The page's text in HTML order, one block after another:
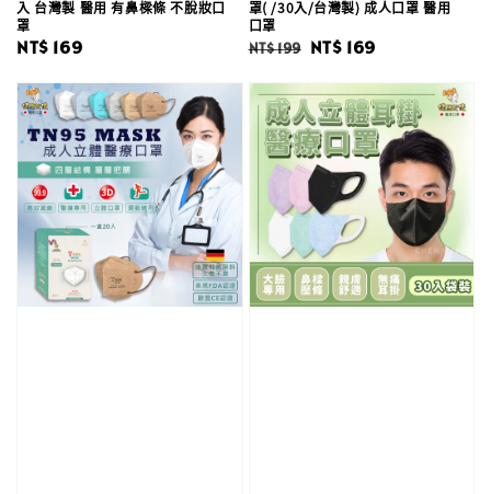
入 台灣製 醫用 有鼻樑條 不脫妝口
罩
Regular
NT$ 169
罩( /30入/台灣製) 成人口罩 醫用
口罩
Regular
NT$ 199 Sale
NT$ 169